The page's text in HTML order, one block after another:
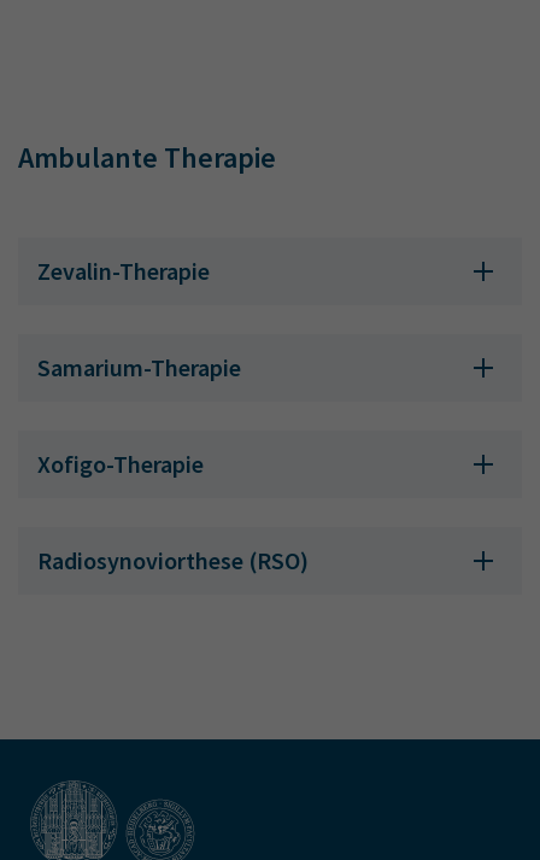
Ambulante Therapie
Zevalin-Therapie
Samarium-Therapie
Xofigo-Therapie
Radiosynoviorthese (RSO)